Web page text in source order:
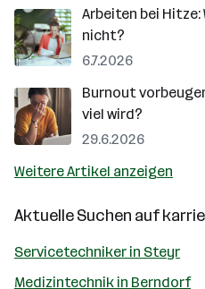
Arbeiten bei
nicht?
6.7.2026
Burnout
viel wird?
29.6.2026
Weitere Artikel anzeigen
Aktuelle Suchen auf
Servicetechniker in Steyr
Medizintechnik in Berndorf